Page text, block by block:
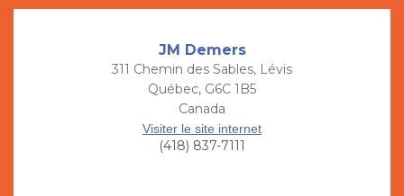
JM Demers
311 Chemin des Sables, Lévis
Québec, G6C 1B5
Canada
Visiter le site internet
(418) 837-7111